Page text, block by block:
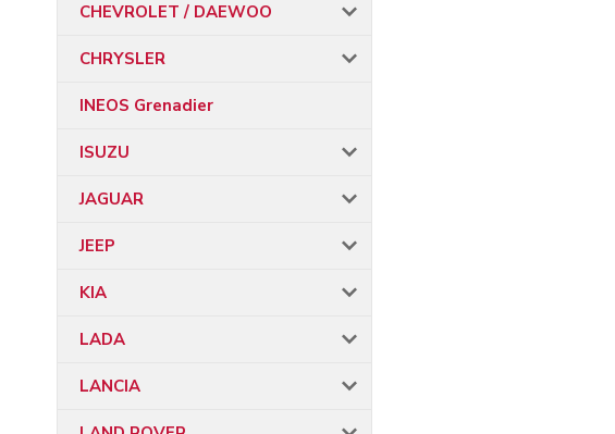
CHEVROLET / DAEWOO
CHRYSLER
INEOS Grenadier
ISUZU
JAGUAR
JEEP
KIA
LADA
LANCIA